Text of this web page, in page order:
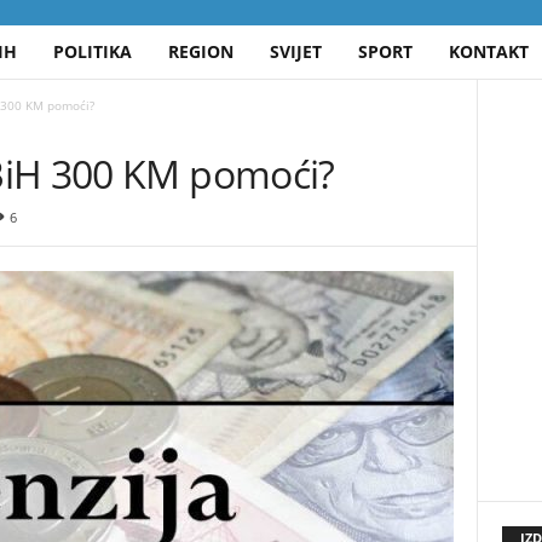
POLITIKA REGION SVIJET SPORT KONTAKT
KM pomoći?
300 KM pomoći?
6